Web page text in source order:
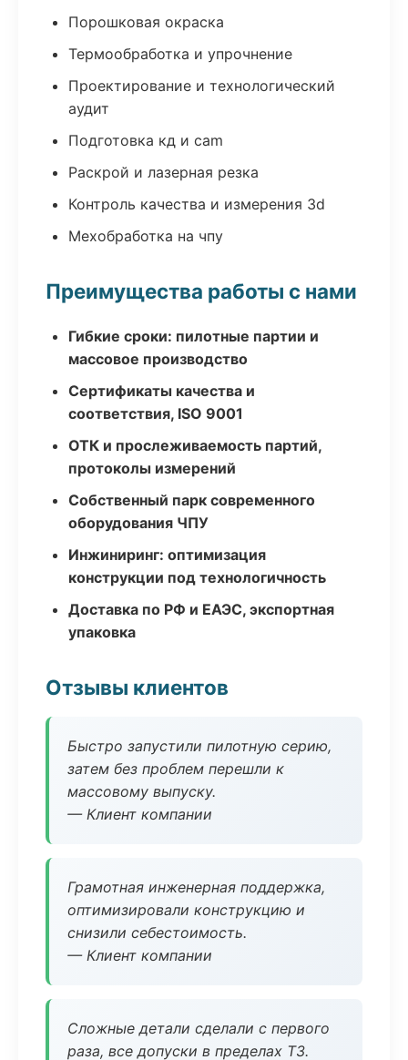
Порошковая окраска
Термообработка и упрочнение
Проектирование и технологический
аудит
Подготовка кд и cam
Раскрой и лазерная резка
Контроль качества и измерения 3d
Мехобработка на чпу
Преимущества работы с нами
Гибкие сроки: пилотные партии и
массовое производство
Сертификаты качества и
соответствия, ISO 9001
ОТК и прослеживаемость партий,
протоколы измерений
Собственный парк современного
оборудования ЧПУ
Инжиниринг: оптимизация
конструкции под технологичность
Доставка по РФ и ЕАЭС, экспортная
упаковка
Отзывы клиентов
Быстро запустили пилотную серию,
затем без проблем перешли к
массовому выпуску.
— Клиент компании
Грамотная инженерная поддержка,
оптимизировали конструкцию и
снизили себестоимость.
— Клиент компании
Сложные детали сделали с первого
раза, все допуски в пределах ТЗ.